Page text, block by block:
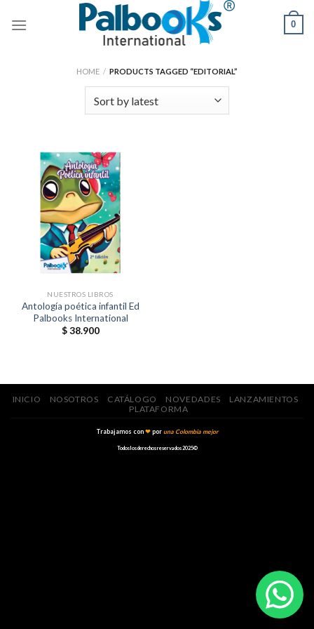
0
HOME / PRODUCTS TAGGED “EDITORIAL”
NUESTROS LIBROS
Antología poética infantil Ed
Palbooks International
$38.900
INICIO NOSOTROS CATÁLOGO NOVEDADES
LANZAMIENTOS
PLATAFORMA
Trabajamos con❤poruna Colombia mejor
Todos los derechos reservados 2025©️